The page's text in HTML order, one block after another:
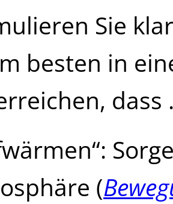
Sie
besten in
dass
(